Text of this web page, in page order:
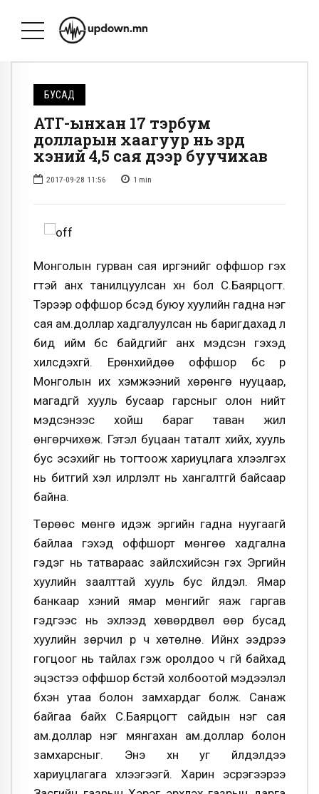
БУСАД
АТГ-ынхан 17 тэрбум
долларын хаагуур нь зөрөөд
хэний 4,5 сая дээр буучихав
2017-09-28 11:56 1 min
Монголын гурван сая иргэнийг оффшор гэх
үгтэй анх танилцуулсан хүн бол С.Баярцогт.
Тэрээр оффшор бүсэд буюу хуулийн гадна нэг
сая ам.доллар хадгалуулсан нь баригдахад л
бид ийм бүс байдгийг анх мэдсэн гэхэд
хилсдэхгүй. Ерөнхийдөө оффшор бүс рүү
Монголын их хэмжээний хөрөнгө нууцаар,
магадгүй хууль бусаар гарсныг олон нийт
мэдсэнээс хойш бараг таван жил
өнгөрчихөж. Гэтэл буцаан таталт хийх, хууль
бус эсэхийг нь тогтоож хариуцлага хүлээлгэх
нь битгий хэл илрүүлэлт нь хангалтгүй байсаар
байна.
Төрөөс мөнгө идэж эргийн гадна нуугаагүй
байлаа гэхэд оффшорт мөнгөө хадгална
гэдэг нь татвараас зайлсхийсэн гэх Эрүүгийн
хуулийн заалттай хууль бус үйлдэл. Ямар
банкаар хэний ямар мөнгийг яаж гаргав
гэдгээс нь эхлээд хөвөрдвөл өөр бусад
хуулийн зөрчил рүү ч хөтөлнө. Ийнхүү ээдрээ
гогцоог нь тайлах гэж оролдоо ч үгүй байхад
эцэстээ оффшор бүстэй холбоотой мэдээлэл
бүхэн утаа болон замхардаг болж. Санаж
байгаа байх С.Баярцогт сайдын нэг сая
ам.доллар нэг мянгахан ам.доллар болон
замхарсныг. Энэ хүн уг үйлдэлдээ
хариуцлагага хүлээгээгүй. Харин эсрэгээрээ